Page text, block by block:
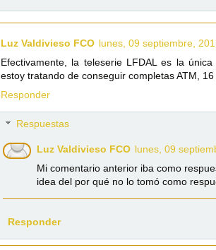
Luz Valdivieso FCO lunes, 09 septiembre,
Efectivamente, la teleserie LFDAL es la
estoy tratando de conseguir completas ATM,
Responder
Respuestas
Luz Valdivieso FCO lunes, 09
Mi comentario anterior iba como
idea del por qué no lo tomó como
Responder